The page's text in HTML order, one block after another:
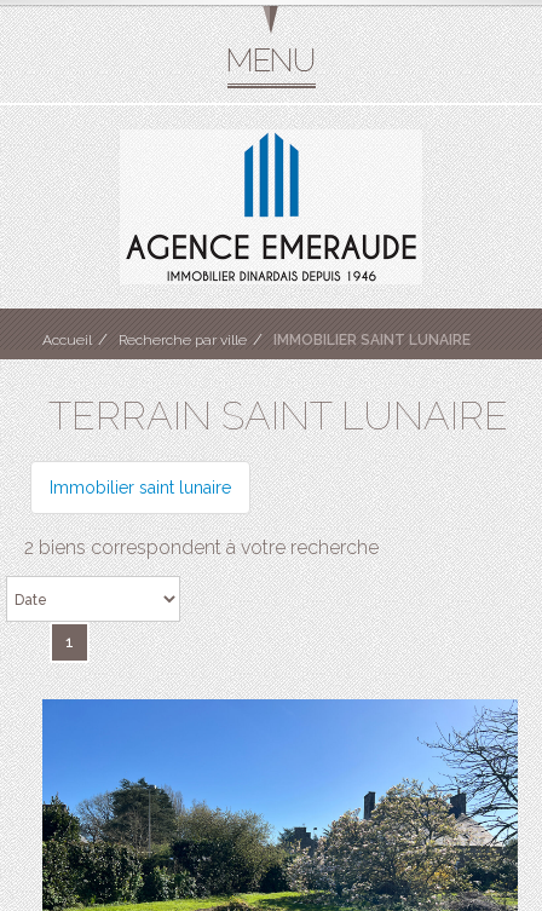
Accueil Recherche par ville IMMOBILIER SAINT LUNAIRE
TERRAIN SAINT LUNAIRE
Immobilier saint lunaire
2 biens correspondent à votre recherche
1